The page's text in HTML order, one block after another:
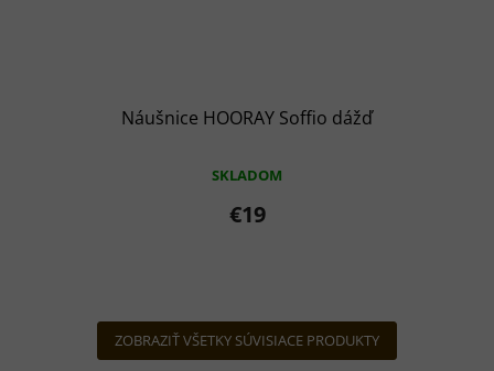
Náušnice HOORAY Soffio dážď
SKLADOM
€19
ZOBRAZIŤ VŠETKY SÚVISIACE PRODUKTY